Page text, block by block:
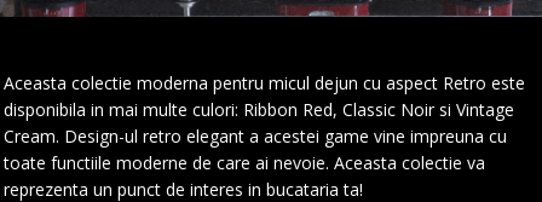
Aceasta colectie moderna pentru micul dejun cu aspect Retro este
disponibila in mai multe culori: Ribbon Red, Classic Noir si Vintage
Cream. Design-ul retro elegant a acestei game vine impreuna cu
toate functiile moderne de care ai nevoie. Aceasta colectie va
reprezenta un punct de interes in bucataria ta!